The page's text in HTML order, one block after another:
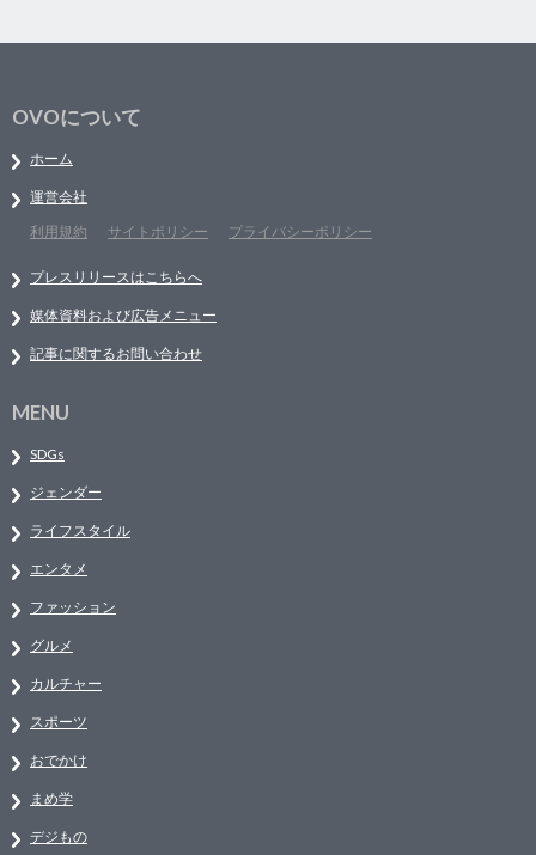
OVOについて
ホーム
運営会社
利用規約
サイトポリシー プライバシーポリシー
プレスリリースはこちらへ
媒体資料および広告メニュー
記事に関するお問い合わせ
MENU
SDGs
ジェンダー
ライフスタイル
エンタメ
ファッション
グルメ
カルチャー
スポーツ
おでかけ
まめ学
デジもの